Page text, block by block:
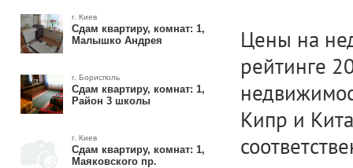
г. Киев
Сдам квартиру, комнат: 1,
Малышко Андрея
г. Борисполь
Сдам квартиру, комнат: 1,
Район 3 школы
г. Киев
Сдам квартиру, комнат: 1,
Маяковского пр.
Цены на
рейтинге
Кипр и